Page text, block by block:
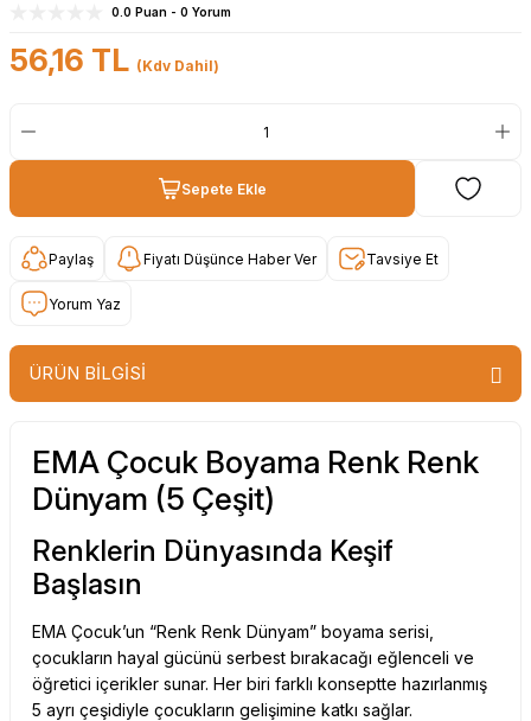
0.0 Puan - 0 Yorum
56,16 TL (Kdv Dahil)
Sepete Ekle
Paylaş Fiyatı Düşünce Haber Ver Tavsiye Et
Yorum Yaz
ÜRÜN BİLGİSİ
EMA Çocuk Boyama Renk Renk
Dünyam (5 Çeşit)
Renklerin Dünyasında Keşif
Başlasın
EMA Çocuk’un “Renk Renk Dünyam” boyama serisi,
çocukların hayal gücünü serbest bırakacağı eğlenceli ve
öğretici içerikler sunar. Her biri farklı konseptte hazırlanmış
5 ayrı çeşidiyle çocukların gelişimine katkı sağlar.